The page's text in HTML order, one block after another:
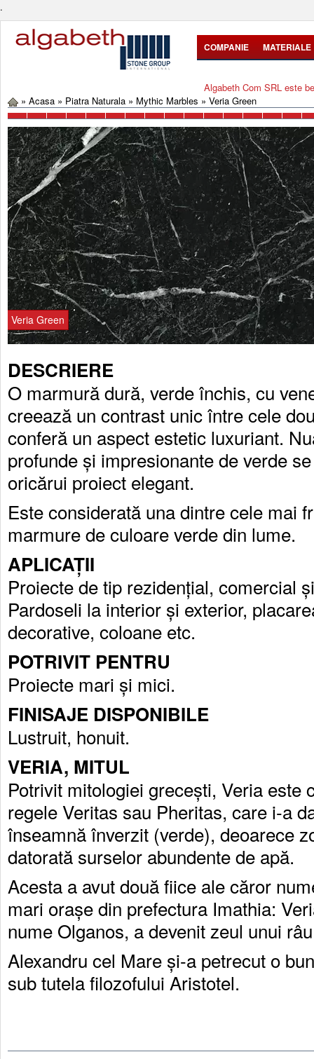
.
COMPANIE MATERIALE
Algabeth Com SRL este
» Acasa » Piatra Naturala » Mythic Marbles » Veria Green
Veria Green
DESCRIERE
O marmură dură, verde închis, cu
creează un contrast unic între cele
conferă un aspect estetic luxuriant.
profunde și impresionante de verde
oricărui proiect elegant.
Este considerată una dintre cele mai
marmure de culoare verde din lume.
APLICAȚII
Proiecte de tip rezidențial, comercial
Pardoseli la interior și exterior,
decorative, coloane etc.
POTRIVIT PENTRU
Proiecte mari și mici.
FINISAJE DISPONIBILE
Lustruit, honuit.
VERIA, MITUL
Potrivit mitologiei grecești, Veria este
regele Veritas sau Pheritas, care i-a
înseamnă înverzit (verde), deoarece
datorată surselor abundente de apă.
Acesta a avut două fiice ale căror
mari orașe din prefectura Imathia:
nume Olganos, a devenit zeul unui
Alexandru cel Mare și-a petrecut o
sub tutela filozofului Aristotel.